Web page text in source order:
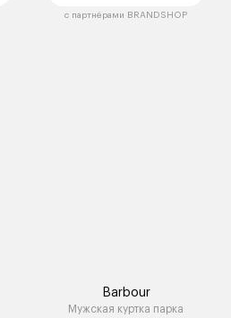
с партнёрами BRANDSHOP
Barbour
Мужская куртка парка